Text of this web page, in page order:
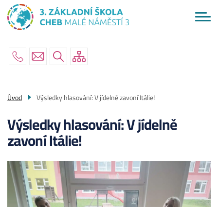
Přejít
hlavnímu
Menu
navigace
ŠKOLA
AKTUÁLNĚ
RODIČE
PO ŠKOLE
Úvod Výsledky hlasování: V jídelně zavoní Itálie!
Výsledky hlasování: V jídelně
zavoní Itálie!